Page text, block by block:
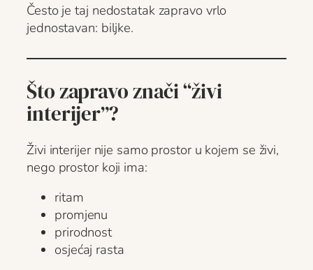
Često je taj nedostatak zapravo vrlo
jednostavan: biljke.
Što zapravo znači “živi
interijer”?
Živi interijer nije samo prostor u kojem se živi,
nego prostor koji ima:
ritam
promjenu
prirodnost
osjećaj rasta